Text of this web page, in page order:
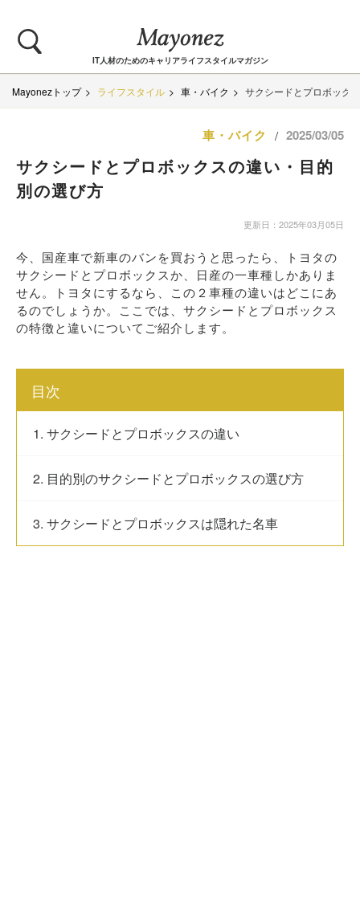
IT人材のためのキャリアライフスタイルマガジン
Mayonezトップ ライフスタイル 車・バイク サクシードとプロボック
車・バイク / 2025/03/05
サクシードとプロボックスの違い・目的
別の選び方
更新日：2025年03月05日
今、国産車で新車のバンを買おうと思ったら、トヨタの
サクシードとプロボックスか、日産の一車種しかありま
せん。トヨタにするなら、この２車種の違いはどこにあ
るのでしょうか。ここでは、サクシードとプロボックス
の特徴と違いについてご紹介します。
目次
1. サクシードとプロボックスの違い
2. 目的別のサクシードとプロボックスの選び方
3. サクシードとプロボックスは隠れた名車